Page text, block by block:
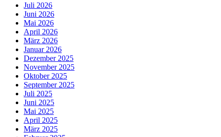
Juli 2026
Juni 2026
Mai 2026
April 2026
März 2026
Januar 2026
Dezember 2025
November 2025
Oktober 2025
September 2025
Juli 2025
Juni 2025
Mai 2025
April 2025
März 2025